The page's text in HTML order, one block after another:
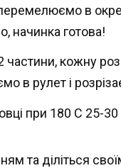
перемелюємо в
начинка готова!
частини, кожну
в рулет і
при 180 С 25-
та діліться